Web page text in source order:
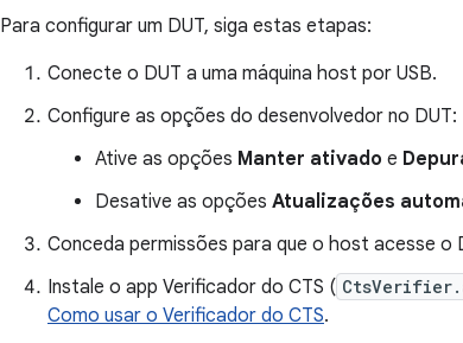
Para configurar um DUT, siga estas etapas:
Conecte o DUT a uma máquina host por USB.
Configure as opções do desenvolvedor no DUT:
Ative as opções Manter ativado e
Desative as opções Atualizações
Conceda permissões para que o host acesse o
Instale o app Verificador do CTS (
Como usar o Verificador do CTS.